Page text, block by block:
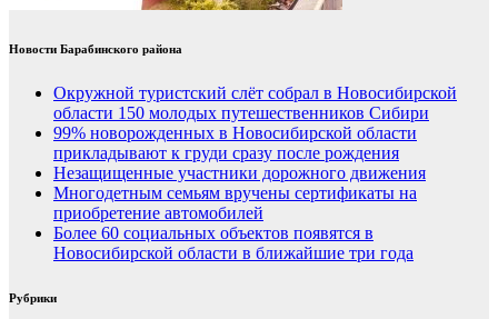
Новости Барабинского района
Окружной туристский слёт собрал в Новосибирской
области 150 молодых путешественников Сибири
99% новорожденных в Новосибирской области
прикладывают к груди сразу после рождения
Незащищенные участники дорожного движения
Многодетным семьям вручены сертификаты на
приобретение автомобилей
Более 60 социальных объектов появятся в
Новосибирской области в ближайшие три года
Рубрики